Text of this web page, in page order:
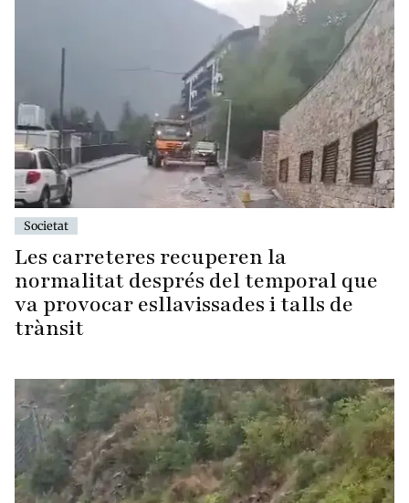
Societat
Les carreteres recuperen la
normalitat després del temporal que
va provocar esllavissades i talls de
trànsit